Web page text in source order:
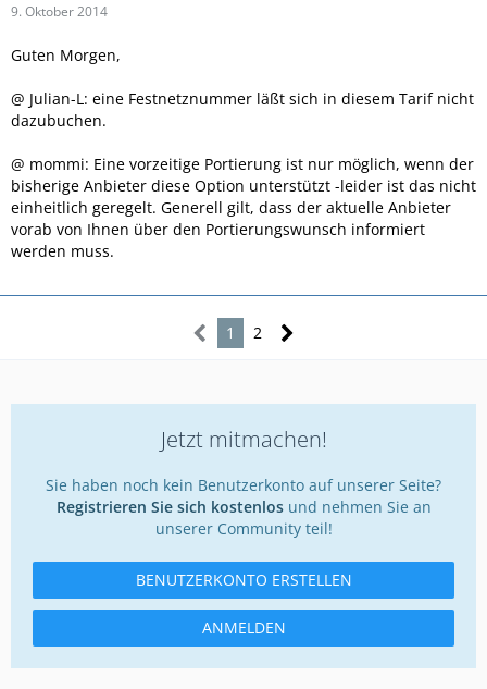
9. Oktober 2014
Guten Morgen,
@ Julian-L: eine Festnetznummer läßt sich in diesem Tarif nicht
dazubuchen.
@ mommi: Eine vorzeitige Portierung ist nur möglich, wenn der
bisherige Anbieter diese Option unterstützt -leider ist das nicht
einheitlich geregelt. Generell gilt, dass der aktuelle Anbieter
vorab von Ihnen über den Portierungswunsch informiert
werden muss.
1 2
Jetzt mitmachen!
Sie haben noch kein Benutzerkonto auf unserer Seite?
Registrieren Sie sich kostenlosund nehmen Sie an
unserer Community teil!
BENUTZERKONTO ERSTELLEN
ANMELDEN